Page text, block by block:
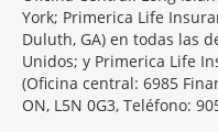
York; Primerica Life
Duluth, GA) en todas las
Unidos; y Primerica Life
(Oficina central: 6985
ON, L5N 0G3, Teléfono: